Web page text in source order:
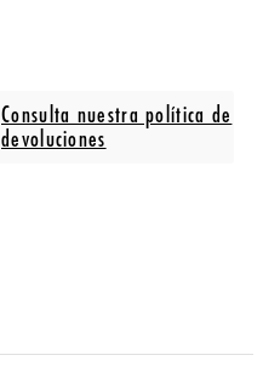
Consulta nuestra política de
devoluciones